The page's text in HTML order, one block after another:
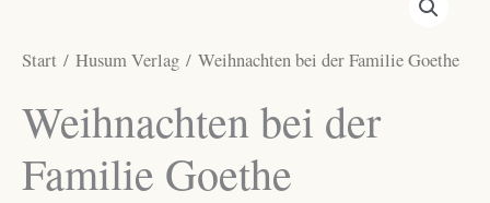
Start / Husum Verlag / Weihnachten bei der Familie Goethe
Weihnachten bei der
Familie Goethe